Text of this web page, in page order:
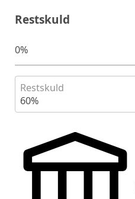
Restskuld
0%
Restskuld
60%